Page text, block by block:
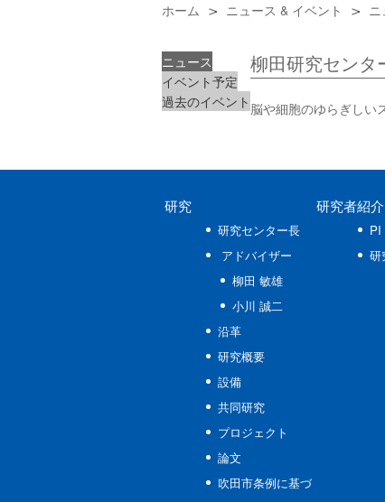
ホーム ニュース & イベント ニ
ニュース
イベント予定
過去のイベント
柳田研究センタ
脳や細胞のゆらぎしい
研究
研究センター長
アドバイザー
柳田 敏雄
小川 誠二
沿革
研究概要
設備
共同研究
プロジェクト
論文
吹田市条例に基づ
研究者紹介
PI
研